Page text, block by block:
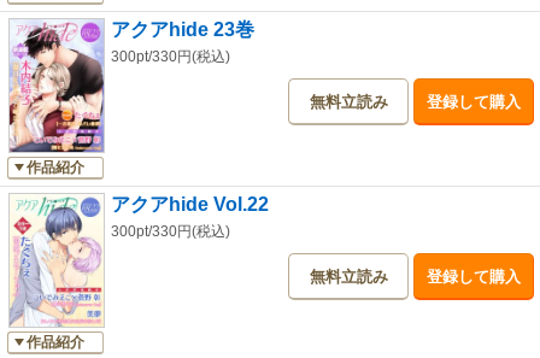
作品紹介
アクアhide 23巻
300pt/330円(税込)
無料立読み 登録して購入
作品紹介
アクアhide Vol.22
300pt/330円(税込)
無料立読み 登録して購入